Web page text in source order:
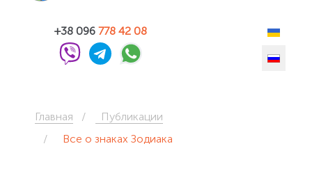
+38 096 778 42 08
Главная
Публикации
Все о знаках Зодиака